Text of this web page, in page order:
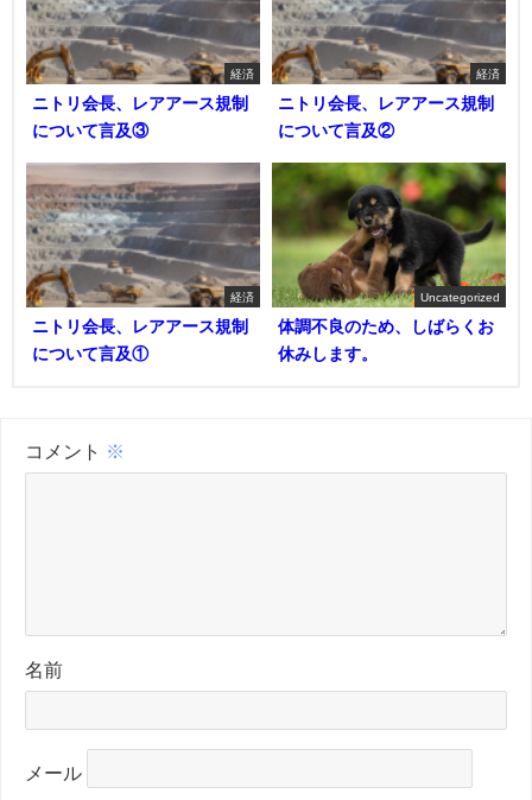
経済
ニトリ会長、レアアース規制
について言及③
経済
ニトリ会長、レアアース規制
について言及②
経済
ニトリ会長、レアアース規制
について言及①
Uncategorized
体調不良のため、しばらくお
休みします。
コメント ※
名前
メール